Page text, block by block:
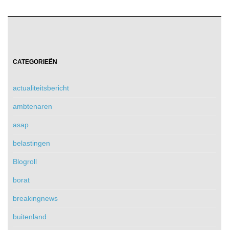
CATEGORIEËN
actualiteitsbericht
ambtenaren
asap
belastingen
Blogroll
borat
breakingnews
buitenland